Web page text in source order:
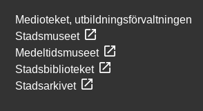
Medioteket, utbildningsförvaltningen
Stadsmuseet
Medeltidsmuseet
Stadsbiblioteket
Stadsarkivet